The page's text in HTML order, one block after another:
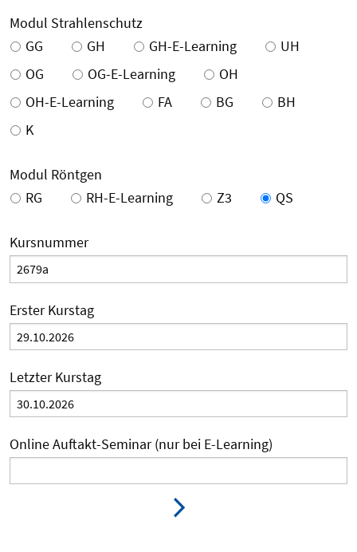
Modul Strahlenschutz
GG
GH GH-E-Learning
UH
OG
OG-E-Learning
OH
OH-E-Learning
FA BG
BH
K
Modul Röntgen
RG
RH-E-Learning Z3 QS
Kursnummer
Erster Kurstag
Letzter Kurstag
Online Auftakt-Seminar (nur bei E-Learning)